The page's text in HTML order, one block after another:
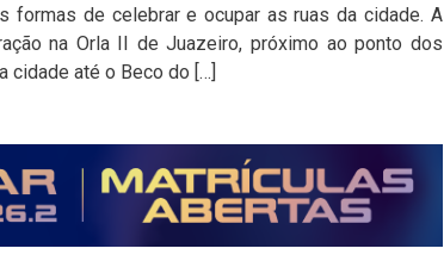
formas de celebrar e ocupar as ruas da cidade. A
na Orla II de Juazeiro, próximo ao ponto dos
cidade até o Beco do […]